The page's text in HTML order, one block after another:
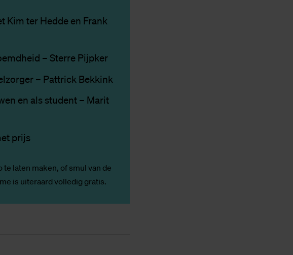
Kim ter Hedde en Frank
– Sterre Pijpker
– Pattrick Bekkink
en als student – Marit
prijs
laten maken, of smul van de
is uiteraard volledig gratis.